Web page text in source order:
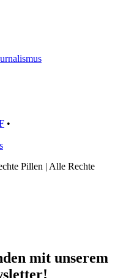
•
Pillen | Alle Rechte
mit unserem
!